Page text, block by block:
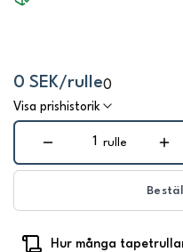
0 SEK/rulle0
Visa prishistorik
rulle
Hur många